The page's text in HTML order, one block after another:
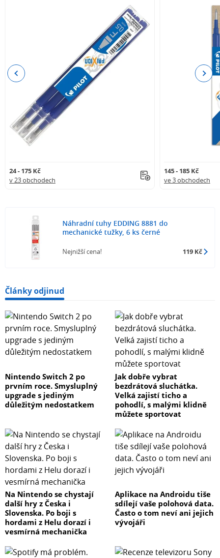
24 - 175 Kč
v 23 obchodech
145 - 185 Kč
ve 3 obchodech
Previous Next
Náhradní tuhy EDDING 8881 do
mechanické tužky, 6 ks černé
Nejnižší cena! 119 Kč
Články odjinud
Nintendo Switch 2 po
prvním roce. Smysluplný
upgrade s jediným
důležitým nedostatkem
Jak dobře vybrat
bezdrátová sluchátka.
Velká zajistí ticho a
pohodlí, s malými klidně
můžete sportovat
Na Nintendo se chystají
další hry z Česka i
Slovenska. Po boji s
hordami z Helu dorazí i
vesmírná mechanička
Aplikace na Androidu tiše
sdílejí vaše polohová data.
Často o tom neví ani jejich
vývojáři